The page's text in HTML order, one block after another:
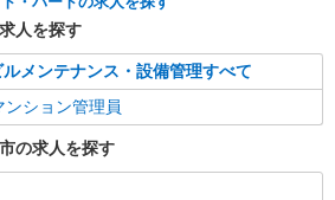
、その他資格保有者 ※経験・能力による ※
給は一律深夜割増手当を含んでいます ※日
の場合は220,500円〜249,500円
玉県戸田市笹目5-37-14 荒川水循環センタ
詳細を見る
人を探す
メンテナンス・設備管理すべて
ション管理員
の求人を探す